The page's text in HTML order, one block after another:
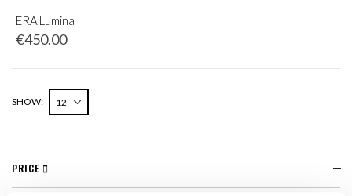
ERA Lumina
€450.00
SHOW
PRICE